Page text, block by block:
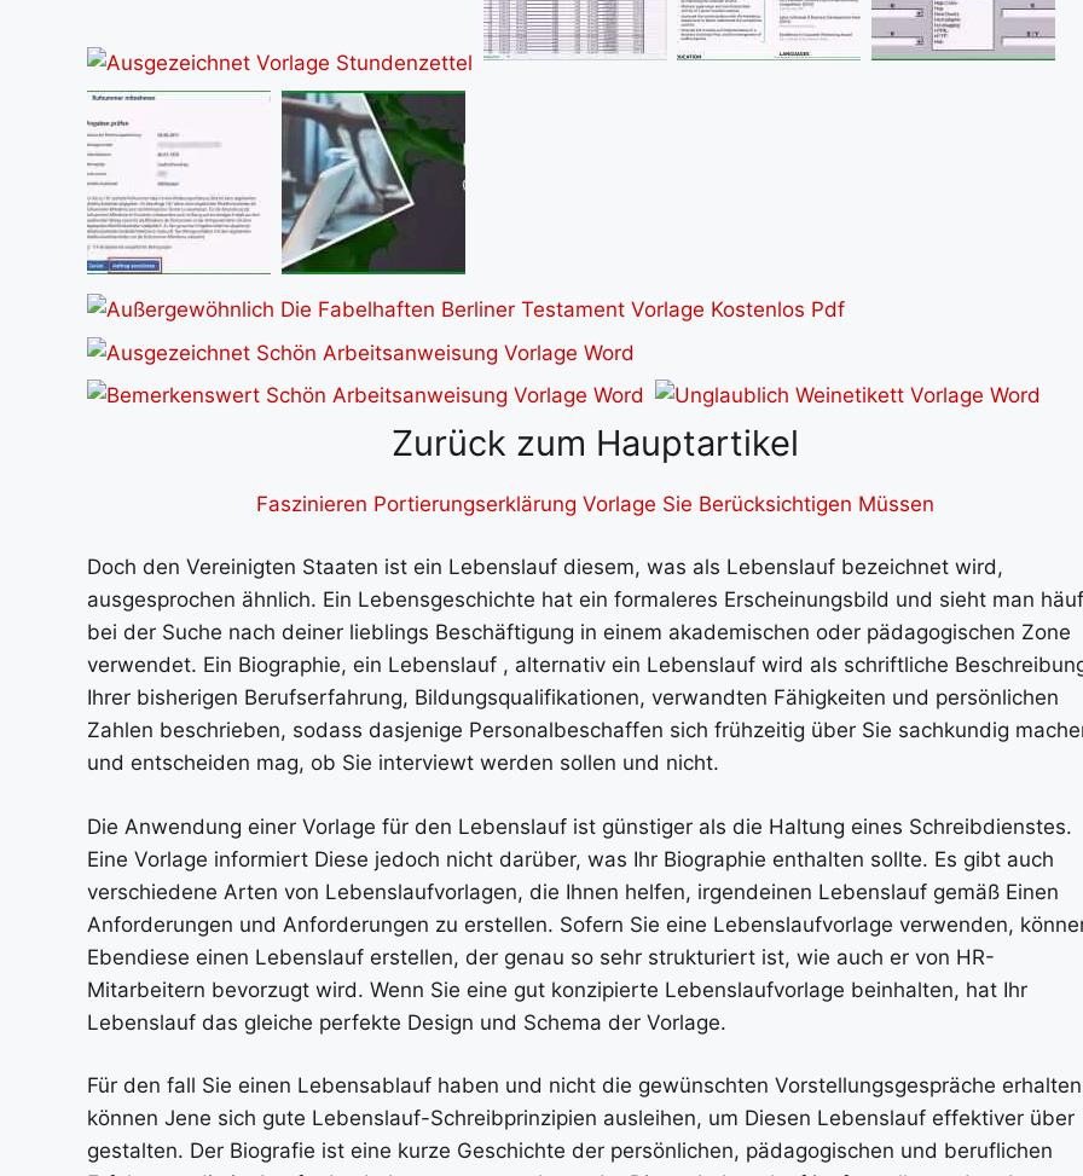
Zurück zum Hauptartikel
Faszinieren Portierungserklärung Vorlage Sie Berücksichtigen Müssen
Doch den Vereinigten Staaten ist ein Lebenslauf diesem, was als Lebenslauf bezeichnet wird,
ausgesprochen ähnlich. Ein Lebensgeschichte hat ein formaleres Erscheinungsbild und sieht man
bei der Suche nach deiner lieblings Beschäftigung in einem akademischen oder pädagogischen Zone
verwendet. Ein Biographie, ein Lebenslauf , alternativ ein Lebenslauf wird als schriftliche
Ihrer bisherigen Berufserfahrung, Bildungsqualifikationen, verwandten Fähigkeiten und persönlichen
Zahlen beschrieben, sodass dasjenige Personalbeschaffen sich frühzeitig über Sie sachkundig
und entscheiden mag, ob Sie interviewt werden sollen und nicht.
Die Anwendung einer Vorlage für den Lebenslauf ist günstiger als die Haltung eines Schreibdienstes.
Eine Vorlage informiert Diese jedoch nicht darüber, was Ihr Biographie enthalten sollte. Es gibt auch
verschiedene Arten von Lebenslaufvorlagen, die Ihnen helfen, irgendeinen Lebenslauf gemäß Einen
Anforderungen und Anforderungen zu erstellen. Sofern Sie eine Lebenslaufvorlage verwenden,
Ebendiese einen Lebenslauf erstellen, der genau so sehr strukturiert ist, wie auch er von HR-
Mitarbeitern bevorzugt wird. Wenn Sie eine gut konzipierte Lebenslaufvorlage beinhalten, hat Ihr
Lebenslauf das gleiche perfekte Design und Schema der Vorlage.
Für den fall Sie einen Lebensablauf haben und nicht die gewünschten Vorstellungsgespräche
können Jene sich gute Lebenslauf-Schreibprinzipien ausleihen, um Diesen Lebenslauf effektiver über
gestalten. Der Biografie ist eine kurze Geschichte der persönlichen, pädagogischen und beruflichen